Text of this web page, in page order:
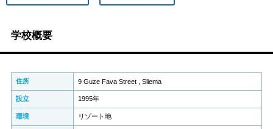
学校概要
住所 9 Guze Fava Street , Sliema
設立 1995年
環境 リゾート地